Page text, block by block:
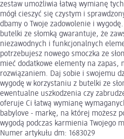
zestaw umożliwia łatwą wymianę
mógł cieszyć się czystym i
dbamy o Twoje zadowolenie i
butelki ze słomką gwarantuje, że
niezawodnych i funkcjonalnych
potrzebujesz nowego smoczka ze
mieć dodatkowe elementy na zapas,
rozwiązaniem. Daj sobie i swojemu
wygodę w korzystaniu z butelki ze
ewentualne uszkodzenia czy
oferuje Ci łatwą wymianę
babylove - markę, na której możesz
wygodą podczas karmienia Twojego
Numer artykułu dm: 1683029